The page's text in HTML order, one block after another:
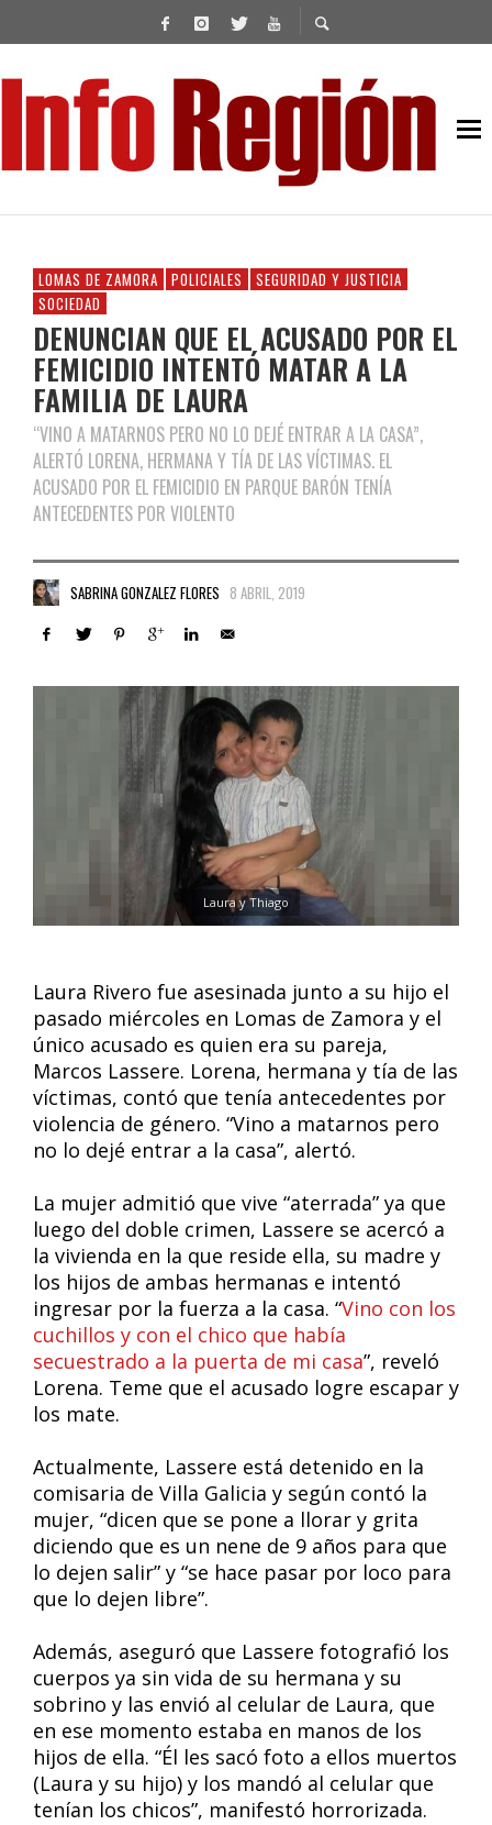
LOMAS DE ZAMORA POLICIALES
SEGURIDAD Y JUSTICIA
SOCIEDAD
DENUNCIAN QUE EL ACUSADO POR EL
FEMICIDIO INTENTÓ MATAR A LA
FAMILIA DE LAURA
“VINO A MATARNOS PERO NO LO DEJÉ ENTRAR A LA CASA”,
ALERTÓ LORENA, HERMANA Y TÍA DE LAS VÍCTIMAS. EL
ACUSADO POR EL FEMICIDIO EN PARQUE BARÓN TENÍA
ANTECEDENTES POR VIOLENTO
SABRINA GONZALEZ FLORES 8 ABRIL, 2019
Laura y Thiago
Laura Rivero fue asesinada junto a su hijo el
pasado miércoles en Lomas de Zamora y el
único acusado es quien era su pareja,
Marcos Lassere. Lorena, hermana y tía de las
víctimas, contó que tenía antecedentes por
violencia de género. “Vino a matarnos pero
no lo dejé entrar a la casa”, alertó.
La mujer admitió que vive “aterrada” ya que
luego del doble crimen, Lassere se acercó a
la vivienda en la que reside ella, su madre y
los hijos de ambas hermanas e intentó
ingresar por la fuerza a la casa. “Vino con los
cuchillos y con el chico que había
secuestrado a la puerta de mi casa”, reveló
Lorena. Teme que el acusado logre escapar y
los mate.
Actualmente, Lassere está detenido en la
comisaria de Villa Galicia y según contó la
mujer, “dicen que se pone a llorar y grita
diciendo que es un nene de 9 años para que
lo dejen salir” y “se hace pasar por loco para
que lo dejen libre”.
Además, aseguró que Lassere fotografió los
cuerpos ya sin vida de su hermana y su
sobrino y las envió al celular de Laura, que
en ese momento estaba en manos de los
hijos de ella. “Él les sacó foto a ellos muertos
(Laura y su hijo) y los mandó al celular que
tenían los chicos”, manifestó horrorizada.